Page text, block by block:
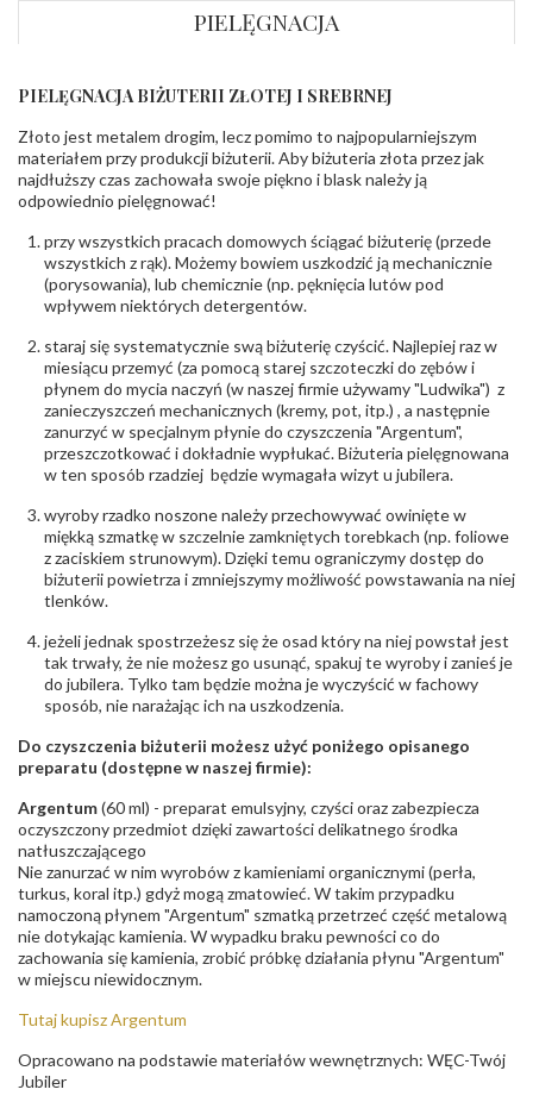
INNE PARAMETRY
Producent
odpowiedzialny:
Łazur sp.j. Kowalowy 134 38-200 Jasło; NIP:
6850004631; tel.13 44 56 100;
biuro@obraczki.pl ,PZ Stelmach Sp. z o.o. ul.
Północna 22 45-805 Opole; NIP 7542889545;
Tel. +48 77 54 90 100; biuro@stelmach.pl
Bezpieczeństwo
- rodzaj
ostrzeżenia:
Nie nadaje się dla dzieci w wieku poniżej 3 lat
, Elementy w wyrobie wykonane z białego złota
zawierają nikiel
PIELĘGNACJA
PIELĘGNACJA BIŻUTERII ZŁOTEJ I SREBRNEJ
Złoto jest metalem drogim, lecz pomimo to najpopularniejszym
materiałem przy produkcji biżuterii. Aby biżuteria złota przez jak
najdłuższy czas zachowała swoje piękno i blask należy ją
odpowiednio pielęgnować!
przy wszystkich pracach domowych ściągać biżuterię (przede
wszystkich z rąk). Możemy bowiem uszkodzić ją mechanicznie
(porysowania), lub chemicznie (np. pęknięcia lutów pod
wpływem niektórych detergentów.
staraj się systematycznie swą biżuterię czyścić. Najlepiej raz w
miesiącu przemyć (za pomocą starej szczoteczki do zębów i
płynem do mycia naczyń (w naszej firmie używamy "Ludwika") z
zanieczyszczeń mechanicznych (kremy, pot, itp.) , a następnie
zanurzyć w specjalnym płynie do czyszczenia "Argentum",
przeszczotkować i dokładnie wypłukać. Biżuteria pielęgnowana
w ten sposób rzadziej będzie wymagała wizyt u jubilera.
wyroby rzadko noszone należy przechowywać owinięte w
miękką szmatkę w szczelnie zamkniętych torebkach (np. foliowe
z zaciskiem strunowym). Dzięki temu ograniczymy dostęp do
biżuterii powietrza i zmniejszymy możliwość powstawania na niej
tlenków.
jeżeli jednak spostrzeżesz się że osad który na niej powstał jest
tak trwały, że nie możesz go usunąć, spakuj te wyroby i zanieś je
do jubilera. Tylko tam będzie można je wyczyścić w fachowy
sposób, nie narażając ich na uszkodzenia.
Do czyszczenia biżuterii możesz użyć poniżego opisanego
preparatu (dostępne w naszej firmie):
Argentum(60 ml) - preparat emulsyjny, czyści oraz zabezpiecza
oczyszczony przedmiot dzięki zawartości delikatnego środka
natłuszczającego
Nie zanurzać w nim wyrobów z kamieniami organicznymi (perła,
turkus, koral itp.) gdyż mogą zmatowieć. W takim przypadku
namoczoną płynem "Argentum" szmatką przetrzeć część metalową
nie dotykając kamienia. W wypadku braku pewności co do
zachowania się kamienia, zrobić próbkę działania płynu "Argentum"
w miejscu niewidocznym.
Tutaj kupisz Argentum
Opracowano na podstawie materiałów wewnętrznych: WĘC-Twój
Jubiler